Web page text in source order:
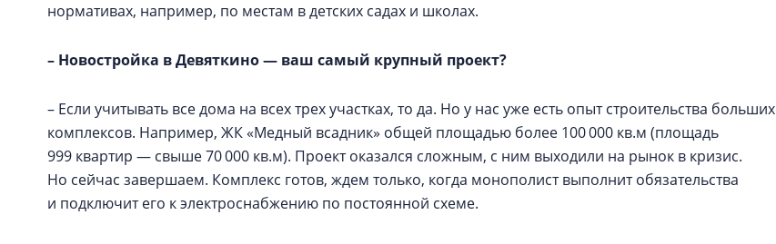
нормативах, например, по местам в детских садах и школах.
– Новостройка в Девяткино — ваш самый крупный проект?
– Если учитывать все дома на всех трех участках, то да. Но у нас уже есть опыт строительства больших
комплексов. Например, ЖК «Медный всадник» общей площадью более 100 000 кв.м (площадь
999 квартир — свыше 70 000 кв.м). Проект оказался сложным, с ним выходили на рынок в кризис.
Но сейчас завершаем. Комплекс готов, ждем только, когда монополист выполнит обязательства
и подключит его к электроснабжению по постоянной схеме.